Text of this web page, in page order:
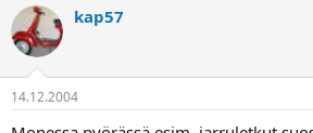
s
k
u
s
t
e
l
o
i
p
ä
kap57
14.12.2004